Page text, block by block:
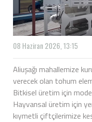
08 Haziran 2026, 13:15
Aliuşağı mahallemize
verecek olan tohum
Bitkisel üretim için
Hayvansal üretim için
kıymetli çiftçilerimize